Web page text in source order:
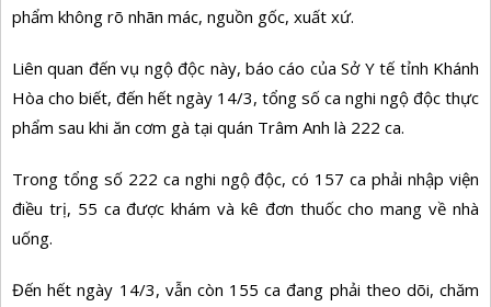
phẩm không rõ nhãn mác, nguồn gốc, xuất xứ.
Liên quan đến vụ ngộ độc này, báo cáo của Sở Y tế tỉnh Khánh
Hòa cho biết, đến hết ngày 14/3, tổng số ca nghi ngộ độc thực
phẩm sau khi ăn cơm gà tại quán Trâm Anh là 222 ca.
Trong tổng số 222 ca nghi ngộ độc, có 157 ca phải nhập viện
điều trị, 55 ca được khám và kê đơn thuốc cho mang về nhà
uống.
Đến hết ngày 14/3, vẫn còn 155 ca đang phải theo dõi, chăm